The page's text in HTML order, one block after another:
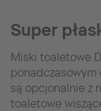
Super
Miski toaletowe
ponadczasowym
są opcjonalnie z
toaletowe